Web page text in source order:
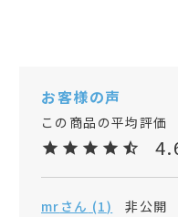
mr 1 非公開